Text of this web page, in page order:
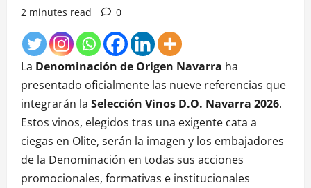
2 minutes read
0
La Denominación de Origen Navarra ha
presentado oficialmente las nueve referencias que
integrarán la Selección Vinos D.O. Navarra 2026.
Estos vinos, elegidos tras una exigente cata a
ciegas en Olite, serán la imagen y los embajadores
de la Denominación en todas sus acciones
promocionales, formativas e institucionales